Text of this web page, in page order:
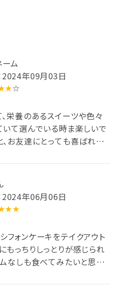
ーム
2024年09月03日
☆
、栄養のあるスイーツや色々
て選んでいる時ま楽しいで
、お友達にとっても喜ばれま
2024年06月06日
フォンケーキをテイクアウト
もっちりしっとりが感じられ
ムなしも食べてみたいと思う